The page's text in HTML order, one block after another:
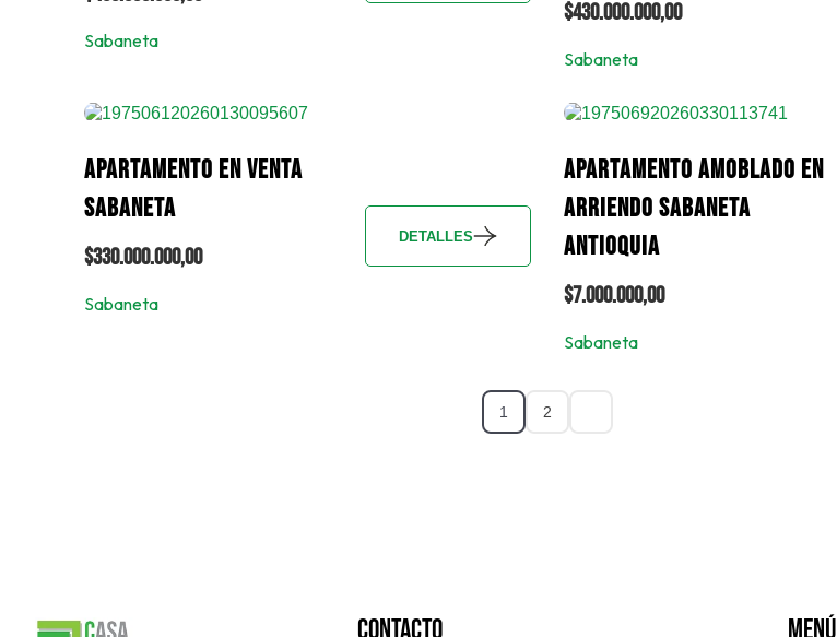
Sabaneta
$430.000.000,00
Sabaneta
APARTAMENTO EN VENTA
SABANETA
$330.000.000,00
Sabaneta
DETALLES
APARTAMENTO AMOBLADO EN
ARRIENDO SABANETA
ANTIOQUIA
$7.000.000,00
Sabaneta
1 2